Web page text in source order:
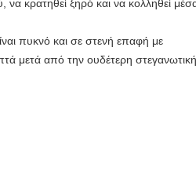
κρατηθεί ξηρό και να κολληθεί
πυκνό και σε στενή επαφή με
μετά από την ουδέτερη